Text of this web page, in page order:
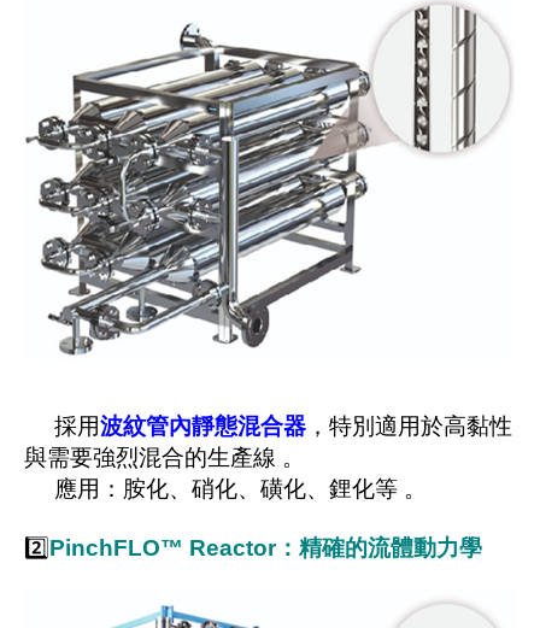
採用波紋管內靜態混合器 ，特別適用於高黏性
與需要強烈混合的生產線 。
應用：胺化、硝化、磺化、鋰化等 。
2️⃣PinchFLO™ Reactor：精確的流體動力學